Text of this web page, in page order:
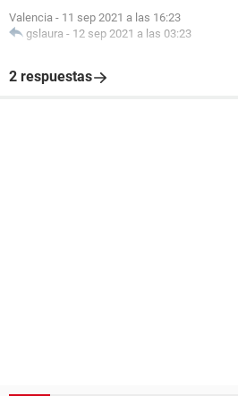
Valencia - 11 sep 2021 a las 16:23
gslaura - 12 sep 2021 a las 03:23
2 respuestas